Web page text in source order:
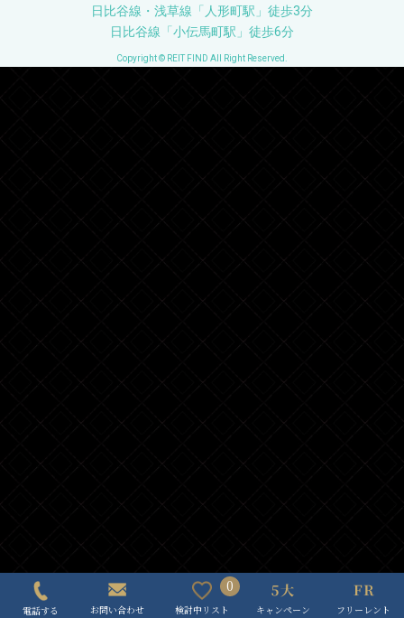
日比谷線・浅草線「人形町駅」徒歩3分
日比谷線「小伝馬町駅」徒歩6分
Copyright © REIT FIND All Right Reserved.
電話する お問い合わせ
0
検討中リスト キャンペーン フリーレント